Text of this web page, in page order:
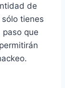
de
tienes
paso que